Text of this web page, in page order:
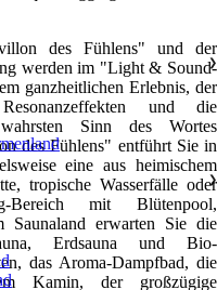
des Fühlens" und der
werden im "Light & Sound-
ganzheitlichen Erlebnis, der
und die
Sinn des Wortes
des Fühlens" entführt Sie in
eine aus heimischem
tropische Wasserfälle oder
Bereich mit Blütenpool,
Saunaland erwarten Sie die
Erdsauna und Bio-
das Aroma-Dampfbad, die
Kamin, der großzügige
❯
❯